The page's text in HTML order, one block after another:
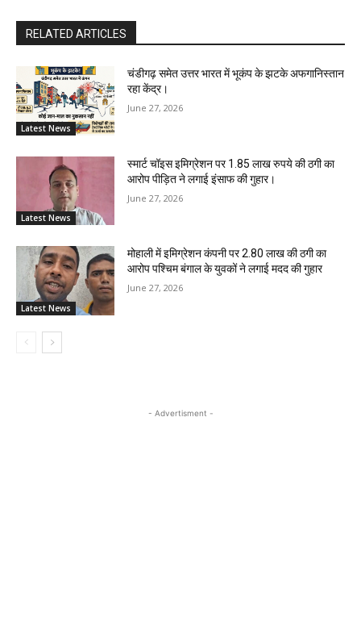
RELATED ARTICLES
Latest News
चंडीगढ़ समेत उत्तर भारत में भूकंप के झटके अफगानिस्तान
रहा केंद्र।
June 27, 2026
Latest News
स्मार्ट चॉइस इमिग्रेशन पर 1.85 लाख रुपये की ठगी का
आरोप पीड़ित ने लगाई इंसाफ की गुहार।
June 27, 2026
Latest News
मोहाली में इमिग्रेशन कंपनी पर 2.80 लाख की ठगी का
आरोप पश्चिम बंगाल के युवकों ने लगाई मदद की गुहार
June 27, 2026
- Advertisment -